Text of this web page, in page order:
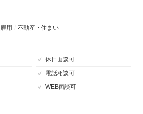
用 不動産・住まい
休日面談可
電話相談可
WEB面談可